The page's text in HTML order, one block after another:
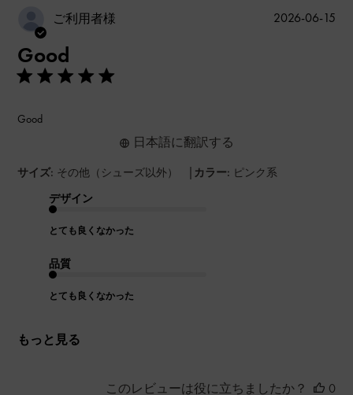
ご利用者様
Good
Good
サイズ: その他（シューズ以外） | カラー: ピンク系
デザイン
とても良くなかった
品質
とても良くなかった
もっと見る
日本語に翻訳する
公
2026-06-15
このレビューは役に立ちましたか？
0